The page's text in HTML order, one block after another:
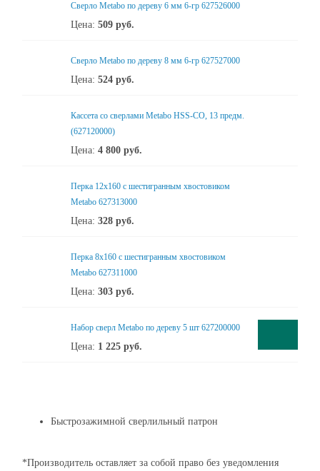
Сверло Metabo по дереву 6 мм 6-гр 627526000
Цена: 509 руб.
Сверло Metabo по дереву 8 мм 6-гр 627527000
Цена: 524 руб.
Кассета со сверлами Metabo HSS-CO, 13 предм.
(627120000)
Цена: 4 800 руб.
Перка 12x160 с шестигранным хвостовиком
Metabo 627313000
Цена: 328 руб.
Перка 8x160 с шестигранным хвостовиком
Metabo 627311000
Цена: 303 руб.
Набор сверл Metabo по дереву 5 шт 627200000
Цена: 1 225 руб.
Быстрозажимной сверлильный патрон
*Производитель оставляет за собой право без уведомления